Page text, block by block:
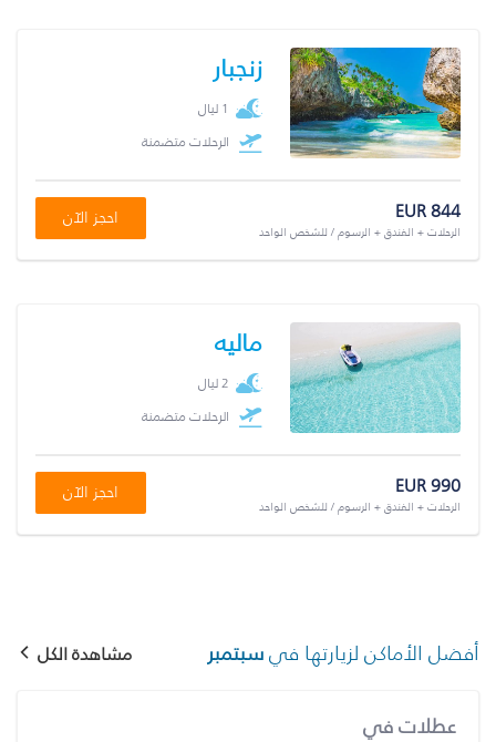
زنجبار
1 ليال
الرحلات متضمنة
EUR 844
الرحلات + الفندق + الرسوم / للشخص الواحد
احجز الآن
ماليه
2 ليال
الرحلات متضمنة
EUR 990
الرحلات + الفندق + الرسوم / للشخص الواحد
احجز الآن
أفضل الأماكن لزيارتها فيسبتمبر مشاهدة الكل
عطلات في